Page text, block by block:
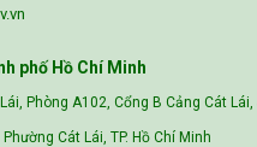
phố Hồ Chí Minh
Phòng A102, Cổng B Cảng Cát Lái,
Cát Lái, TP. Hồ Chí Minh